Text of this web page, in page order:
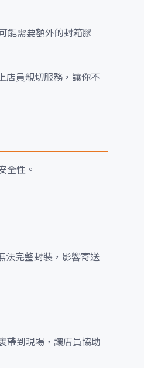
能需要額外的封箱膠
店員親切服務，讓你不
全性。
法完整封裝，影響寄送
帶到現場，讓店員協助